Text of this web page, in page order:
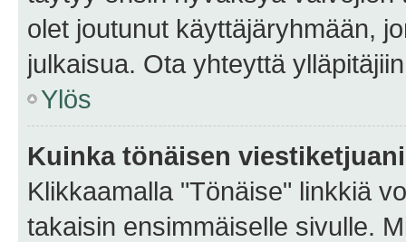
olet joutunut käyttäjäryhmään,
julkaisua. Ota yhteyttä
Ylös
Kuinka tönäisen
Klikkaamalla "Tönäise" linkkiä
takaisin ensimmäiselle sivulle.